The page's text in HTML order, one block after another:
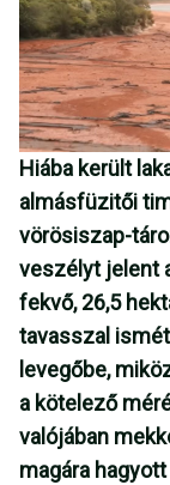
Hiába került
almásfüzitői
vörösiszap-
veszélyt jelent
fekvő, 26,5
tavasszal
levegőbe,
a kötelező
valójában
magára